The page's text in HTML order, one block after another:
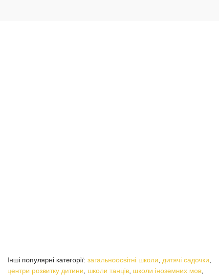
Інші популярні категорії: загальноосвітні школи, дитячі садочки,
центри розвитку дитини, школи танців, школи іноземних мов,